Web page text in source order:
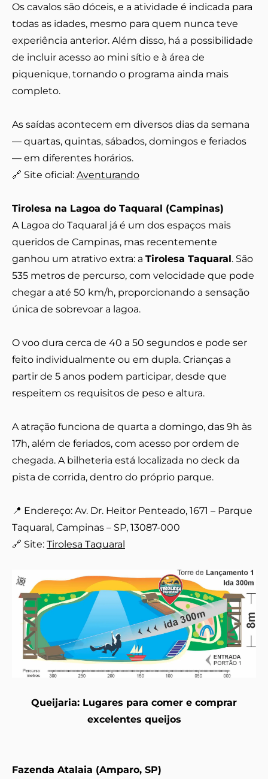
Os cavalos são dóceis, e a atividade é indicada para
todas as idades, mesmo para quem nunca teve
experiência anterior. Além disso, há a possibilidade
de incluir acesso ao mini sítio e à área de
piquenique, tornando o programa ainda mais
completo.
As saídas acontecem em diversos dias da semana
— quartas, quintas, sábados, domingos e feriados
— em diferentes horários.
🔗 Site oficial: Aventurando
Tirolesa na Lagoa do Taquaral (Campinas)
A Lagoa do Taquaral já é um dos espaços mais
queridos de Campinas, mas recentemente
ganhou um atrativo extra: a Tirolesa Taquaral. São
535 metros de percurso, com velocidade que pode
chegar a até 50 km/h, proporcionando a sensação
única de sobrevoar a lagoa.
O voo dura cerca de 40 a 50 segundos e pode ser
feito individualmente ou em dupla. Crianças a
partir de 5 anos podem participar, desde que
respeitem os requisitos de peso e altura.
A atração funciona de quarta a domingo, das 9h às
17h, além de feriados, com acesso por ordem de
chegada. A bilheteria está localizada no deck da
pista de corrida, dentro do próprio parque.
📍 Endereço: Av. Dr. Heitor Penteado, 1671 – Parque
Taquaral, Campinas – SP, 13087-000
🔗 Site: Tirolesa Taquaral
Queijaria: Lugares para comer e comprar
excelentes queijos
Fazenda Atalaia (Amparo, SP)